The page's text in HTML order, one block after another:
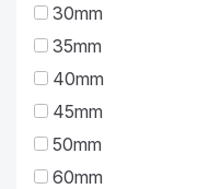
30mm
35mm
40mm
45mm
50mm
60mm